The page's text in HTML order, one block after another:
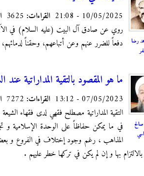
رضا
10/05/2025 - 21:08 القراءات:
روي عن صادق آل البيت (عليه السلام) في
دفعاً للضرر عنهم وعن أتباعهم، وحقناً لدمائهم،
ما هو المقصود بالتقية المداراتية عند
07/05/2023 - 13:12 القراءات:
التقية المداراتية مصطلح فقهي لدى فقهاء
في ما يمكن حفاظاً على الوحدة الإسلامية و
المذاهب ، رغم وجود إختلاف في الفروع و بعض
بها و إن لم يكن في تركها خطر عليهم .